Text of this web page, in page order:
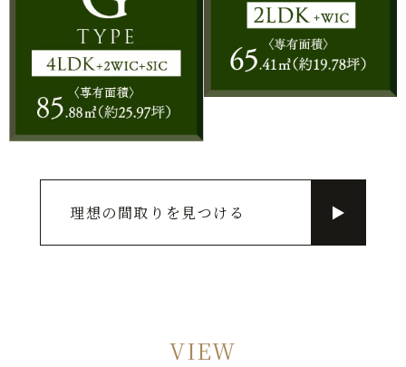
理想の間取りを見つける ▶
VIEW